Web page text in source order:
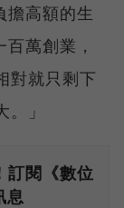
擔高額的生
萬創業，
對就只剩下
」
訂閱《數位
息